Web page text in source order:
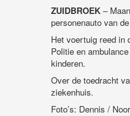
ZUIDBROEK –
personenauto van
Het voertuig reed in
Politie en
kinderen.
Over de toedracht
ziekenhuis.
Foto’s: Dennis /